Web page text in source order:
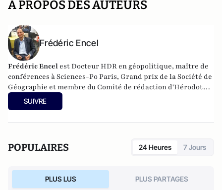
A PROPOS DES AUTEURS
Frédéric Encel
Frédéric Encel est Docteur HDR en géopolitique, maître de
conférences à Sciences-Po Paris, Grand prix de la Société de
Géographie et membre du Comité de rédaction d'Hérodote.
Il a fondé et anime chaque année les Rencontres
internationales géopolitiques de Trouville-sur-Mer.
l’Académie des Sciences morales et politiques en
SUIVRE
POPULAIRES 24 Heures 7 Jours
PLUS LUS PLUS PARTAGES